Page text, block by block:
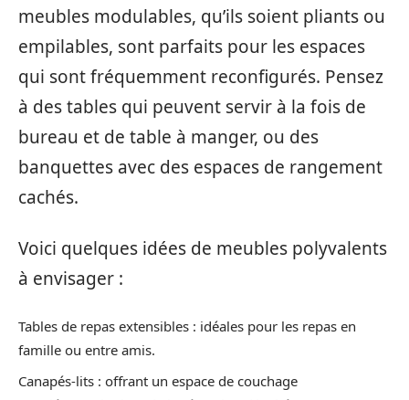
meubles modulables, qu’ils soient pliants ou
empilables, sont parfaits pour les espaces
qui sont fréquemment reconfigurés. Pensez
à des tables qui peuvent servir à la fois de
bureau et de table à manger, ou des
banquettes avec des espaces de rangement
cachés.
Voici quelques idées de meubles polyvalents
à envisager :
Tables de repas extensibles : idéales pour les repas en
famille ou entre amis.
Canapés-lits : offrant un espace de couchage